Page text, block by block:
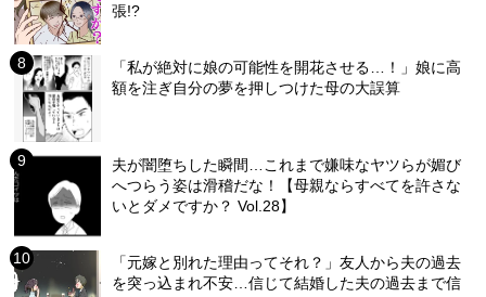
張!?
「私が絶対に娘の可能性を開花させる…！」娘に高
額を注ぎ自分の夢を押しつけた母の大誤算
夫が闇堕ちした瞬間…これまで嫌味なヤツらが媚び
へつらう姿は滑稽だな！【母親ならすべてを許さな
いとダメですか？ Vol.28】
「元嫁と別れた理由ってそれ？」友人から夫の過去
を突っ込まれ不安…信じて結婚した夫の過去まで信